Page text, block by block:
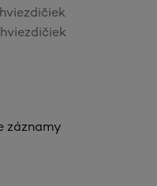
záznamy